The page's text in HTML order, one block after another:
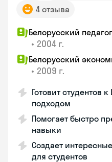
4 отзыва
Белорусский
• 2004 г.
Белорусский
• 2009 г.
Готовит студентов
подходом
Помогает быстро
навыки
Создает
для студентов